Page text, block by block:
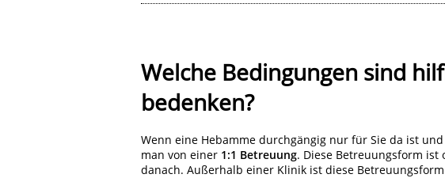
Welche Bedingungen sind
bedenken?
Wenn eine Hebamme durchgängig nur für Sie da ist
man von einer 1:1 Betreuung. Diese Betreuungsform
danach. Außerhalb einer Klinik ist diese